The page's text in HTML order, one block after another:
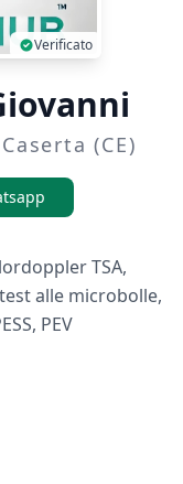
Verificato
(CE)
TSA,
alle microbolle,
PEV